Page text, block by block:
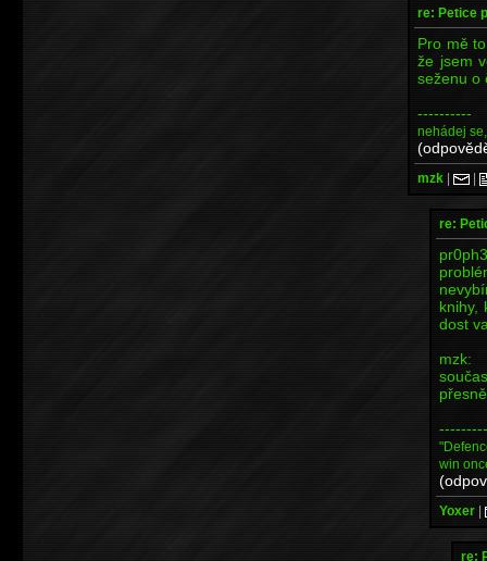
re: Petice
Pro mě
že jsem
seženu o
----------
nehádej
mzk | |
re:
knihy,
dost
win
Yoxer |
re: